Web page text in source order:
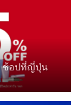
ช้อปที่ญี่ปุ่น